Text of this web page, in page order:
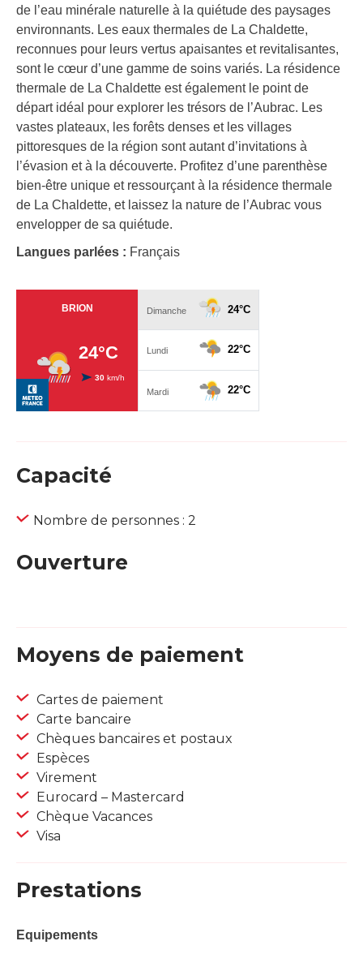
de l’eau minérale naturelle à la quiétude des paysages
environnants. Les eaux thermales de La Chaldette,
reconnues pour leurs vertus apaisantes et revitalisantes,
sont le cœur d’une gamme de soins variés. La résidence
thermale de La Chaldette est également le point de
départ idéal pour explorer les trésors de l’Aubrac. Les
vastes plateaux, les forêts denses et les villages
pittoresques de la région sont autant d’invitations à
l’évasion et à la découverte. Profitez d’une parenthèse
bien-être unique et ressourçant à la résidence thermale
de La Chaldette, et laissez la nature de l’Aubrac vous
envelopper de sa quiétude.
Langues parlées : Français
Capacité
Nombre de personnes : 2
Ouverture
Moyens de paiement
Cartes de paiement
Carte bancaire
Chèques bancaires et postaux
Espèces
Virement
Eurocard – Mastercard
Chèque Vacances
Visa
Prestations
Equipements